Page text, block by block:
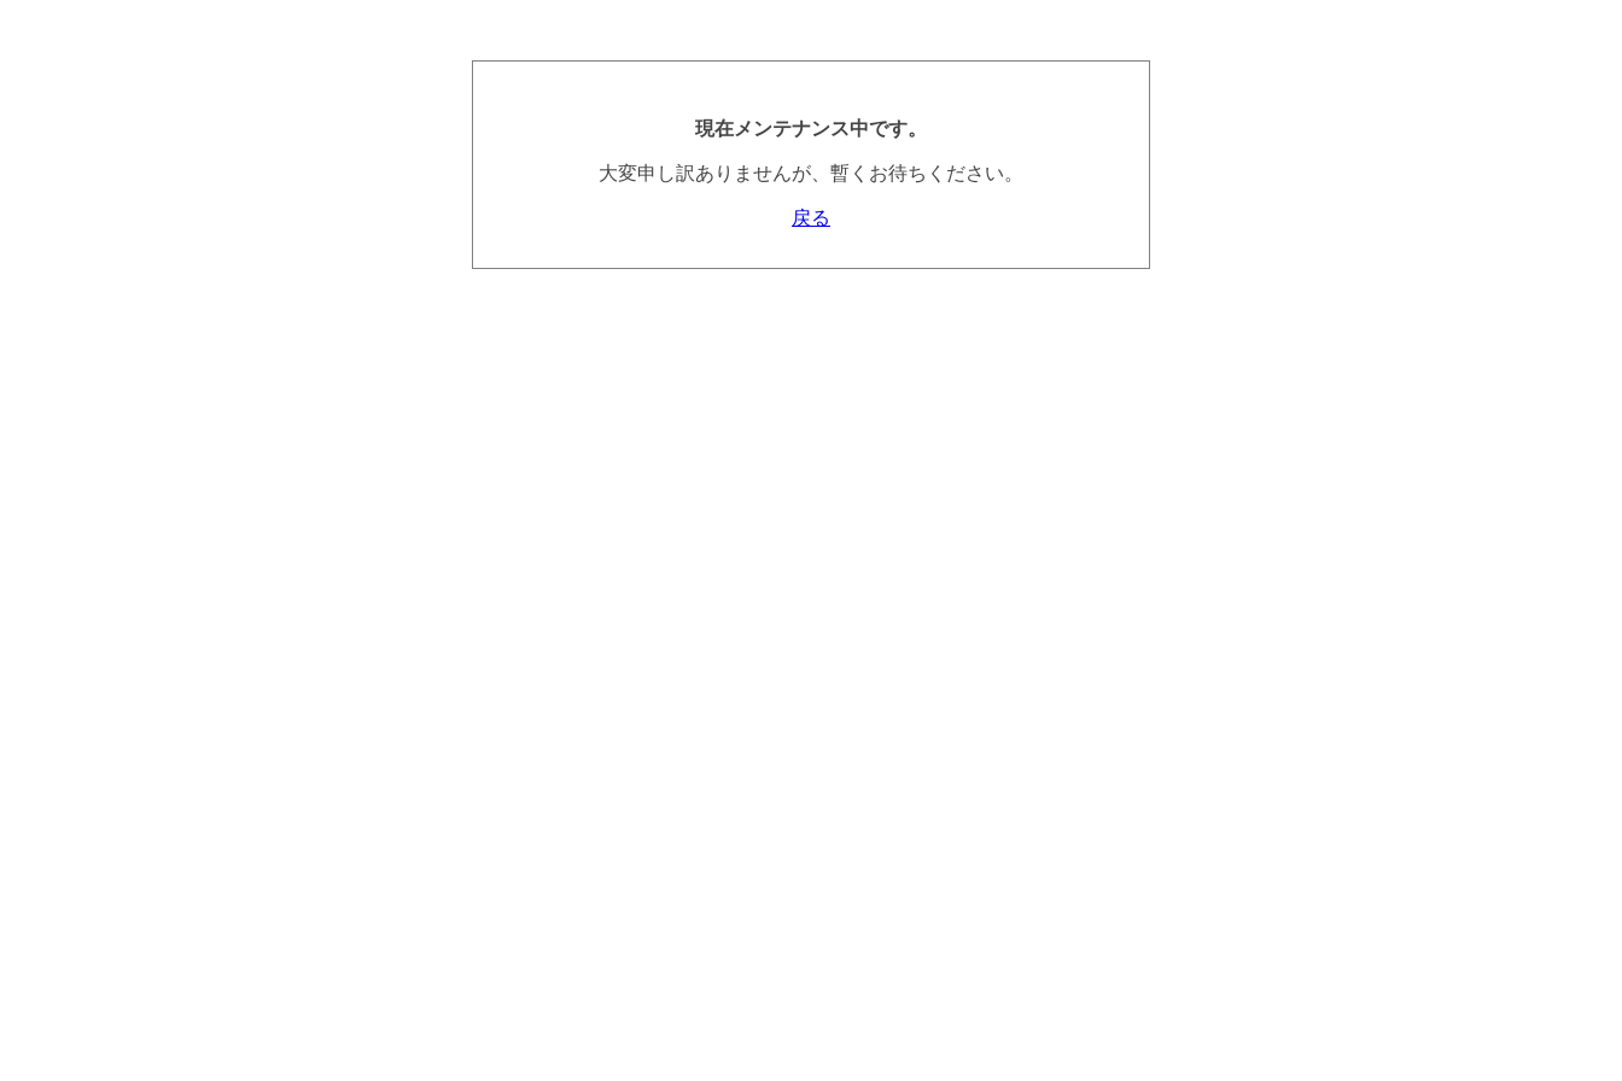
現在メンテナンス中です。
大変申し訳ありませんが、暫くお待ちください。
戻る